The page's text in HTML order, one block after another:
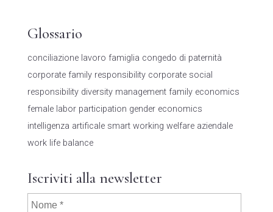
Glossario
conciliazione lavoro famiglia congedo di paternità
corporate family responsibility corporate social
responsibility diversity management family economics
female labor participation gender economics
intelligenza artificale smart working welfare aziendale
work life balance
Iscriviti alla newsletter